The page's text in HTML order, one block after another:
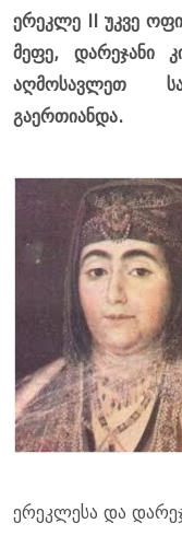
ერეკლე II უკვე
მეფე, დარეჯანი
აღმოსავლეთ
გაერთიანდა.
ერეკლესა და